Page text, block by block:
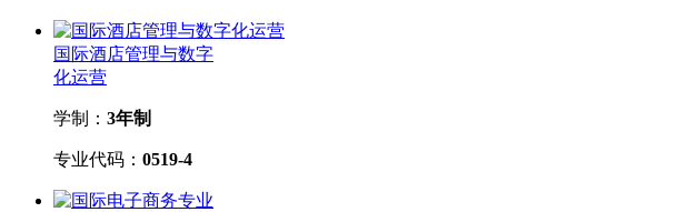
国际酒店管理与数字
化运营
学制： 3年制
专业代码： 0519-4